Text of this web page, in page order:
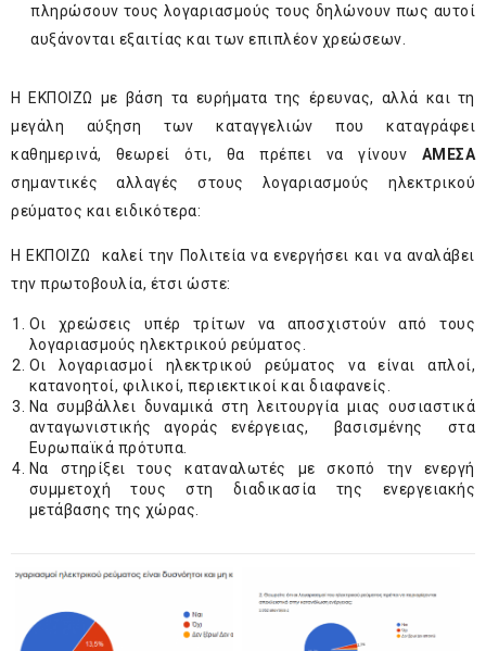
πληρώσουν τους λογαριασμούς τους δηλώνουν πως αυτοί
αυξάνονται εξαιτίας και των επιπλέον χρεώσεων.
Η ΕΚΠΟΙΖΩ με βάση τα ευρήματα της έρευνας, αλλά και τη
μεγάλη αύξηση των καταγγελιών που καταγράφει
καθημερινά, θεωρεί ότι, θα πρέπει να γίνουν ΑΜΕΣΑ
σημαντικές αλλαγές στους λογαριασμούς ηλεκτρικού
ρεύματος και ειδικότερα:
Η ΕΚΠΟΙΖΩ καλεί την Πολιτεία να ενεργήσει και να αναλάβει
την πρωτοβουλία, έτσι ώστε:
Οι χρεώσεις υπέρ τρίτων να αποσχιστούν από τους
λογαριασμούς ηλεκτρικού ρεύματος.
Οι λογαριασμοί ηλεκτρικού ρεύματος να είναι απλοί,
κατανοητοί, φιλικοί, περιεκτικοί και διαφανείς.
Να συμβάλλει δυναμικά στη λειτουργία μιας ουσιαστικά
ανταγωνιστικής αγοράς ενέργειας, βασισμένης στα
Ευρωπαϊκά πρότυπα.
Να στηρίξει τους καταναλωτές με σκοπό την ενεργή
συμμετοχή τους στη διαδικασία της ενεργειακής
μετάβασης της χώρας.